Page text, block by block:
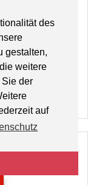
des
gestalten,
weitere
Sie der
auf